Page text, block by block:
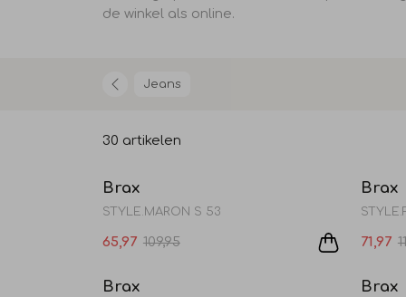
de winkel als online.
Jeans
30 artikelen
Brax
STYLE.MARON S 53
65,97 109,95
Brax
71,97
Sale
Brax Brax